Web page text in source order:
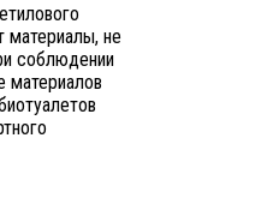
материалы, не
соблюдении
материалов